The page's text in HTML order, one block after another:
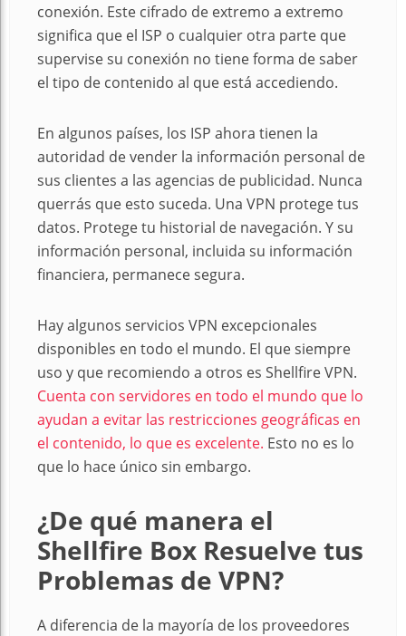
conexión. Este cifrado de extremo a extremo
significa que el ISP o cualquier otra parte que
supervise su conexión no tiene forma de saber
el tipo de contenido al que está accediendo.
En algunos países, los ISP ahora tienen la
autoridad de vender la información personal de
sus clientes a las agencias de publicidad. Nunca
querrás que esto suceda. Una VPN protege tus
datos. Protege tu historial de navegación. Y su
información personal, incluida su información
financiera, permanece segura.
Hay algunos servicios VPN excepcionales
disponibles en todo el mundo. El que siempre
uso y que recomiendo a otros es Shellfire VPN.
Cuenta con servidores en todo el mundo que lo
ayudan a evitar las restricciones geográficas en
el contenido, lo que es excelente. Esto no es lo
que lo hace único sin embargo.
¿De qué manera el
Shellfire Box Resuelve tus
Problemas de VPN?
A diferencia de la mayoría de los proveedores